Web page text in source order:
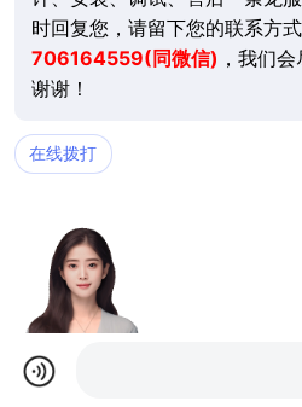
时回复您，请留下您的联系方
706164559(同微信) ，我们
谢谢！
在线拨打